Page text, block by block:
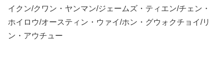
イクン/クワン・ヤンマン/ジェームズ・ティエン/チェン・
ホイロウ/オースティン・ウァイ/ホン・グウォクチョイ/リ
ン・アウチュー